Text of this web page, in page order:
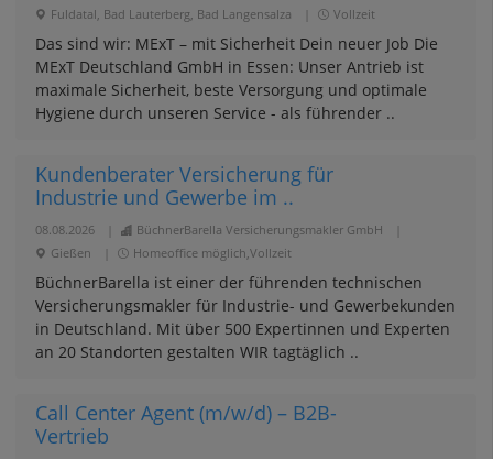
Fuldatal, Bad Lauterberg, Bad Langensalza
Vollzeit
Das sind wir: MExT – mit Sicherheit Dein neuer Job Die
MExT Deutschland GmbH in Essen: Unser Antrieb ist
maximale Sicherheit, beste Versorgung und optimale
Hygiene durch unseren Service - als führender ..
Kundenberater Versicherung für
Industrie und Gewerbe im ..
08.08.2026 BüchnerBarella Versicherungsmakler GmbH
Gießen
Homeoffice möglich,Vollzeit
BüchnerBarella ist einer der führenden technischen
Versicherungsmakler für Industrie- und Gewerbekunden
in Deutschland. Mit über 500 Expertinnen und Experten
an 20 Standorten gestalten WIR tagtäglich ..
Call Center Agent (m/w/d) – B2B-
Vertrieb